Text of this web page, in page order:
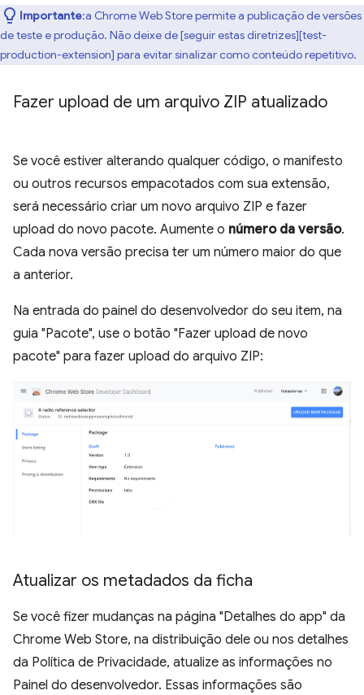
Importante:a Chrome Web Store permite a publicação de versões
de teste e produção. Não deixe de [seguir estas diretrizes][test-
production-extension] para evitar sinalizar como conteúdo repetitivo.
Fazer upload de um arquivo ZIP atualizado
Se você estiver alterando qualquer código, o manifesto
ou outros recursos empacotados com sua extensão,
será necessário criar um novo arquivo ZIP e fazer
upload do novo pacote. Aumente o número da versão.
Cada nova versão precisa ter um número maior do que
a anterior.
Na entrada do painel do desenvolvedor do seu item, na
guia "Pacote", use o botão "Fazer upload de novo
pacote" para fazer upload do arquivo ZIP:
Atualizar os metadados da ficha
Se você fizer mudanças na página "Detalhes do app" da
Chrome Web Store, na distribuição dele ou nos detalhes
da Política de Privacidade, atualize as informações no
Painel do desenvolvedor. Essas informações são